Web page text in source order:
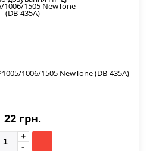
1006/1505 NewTone (DB-435A)
22 грн.